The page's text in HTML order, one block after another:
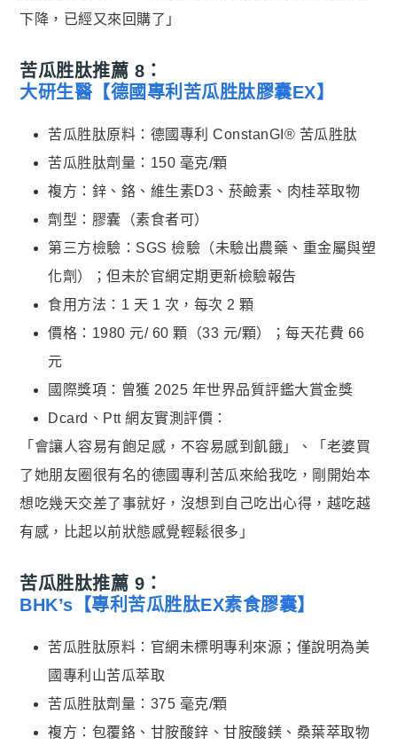
下降，已經又來回購了」
苦瓜胜肽推薦 8：
大研生醫【德國專利苦瓜胜肽膠囊EX】
苦瓜胜肽原料：德國專利 ConstanGI® 苦瓜胜肽
苦瓜胜肽劑量：150 毫克/顆
複方：鋅、鉻、維生素D3、菸鹼素、肉桂萃取物
劑型：膠囊（素食者可）
第三方檢驗：SGS 檢驗（未驗出農藥、重金屬與塑
化劑）；但未於官網定期更新檢驗報告
食用方法：1 天 1 次，每次 2 顆
價格：1980 元/ 60 顆（33 元/顆）；每天花費 66
元
國際獎項：曾獲 2025 年世界品質評鑑大賞金獎
Dcard、Ptt 網友實測評價：
「會讓人容易有飽足感，不容易感到飢餓」、「老婆買
了她朋友圈很有名的德國專利苦瓜來給我吃，剛開始本
想吃幾天交差了事就好，沒想到自己吃出心得，越吃越
有感，比起以前狀態感覺輕鬆很多」
苦瓜胜肽推薦 9：
BHK’s【專利苦瓜胜肽EX素食膠囊】
苦瓜胜肽原料：官網未標明專利來源；僅說明為美
國專利山苦瓜萃取
苦瓜胜肽劑量：375 毫克/顆
複方：包覆鉻、甘胺酸鋅、甘胺酸鎂、桑葉萃取物